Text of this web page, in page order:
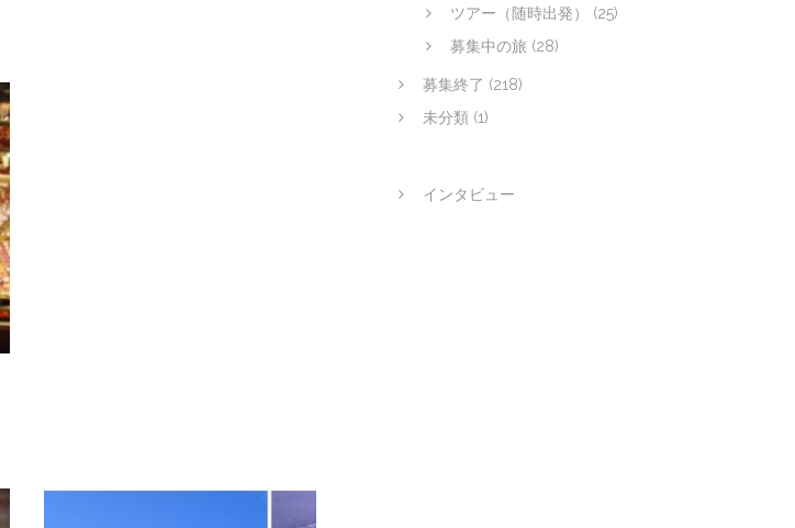
ツアー（随時出発）
(25)
募集中の旅 (28)
募集終了 (218)
未分類 (1)
インタビュー